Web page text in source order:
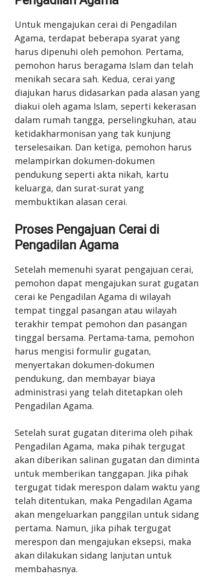
Untuk mengajukan cerai di Pengadilan
Agama, terdapat beberapa syarat yang
harus dipenuhi oleh pemohon. Pertama,
pemohon harus beragama Islam dan telah
menikah secara sah. Kedua, cerai yang
diajukan harus didasarkan pada alasan yang
diakui oleh agama Islam, seperti kekerasan
dalam rumah tangga, perselingkuhan, atau
ketidakharmonisan yang tak kunjung
terselesaikan. Dan ketiga, pemohon harus
melampirkan dokumen-dokumen
pendukung seperti akta nikah, kartu
keluarga, dan surat-surat yang
membuktikan alasan cerai.
Proses Pengajuan Cerai di
Pengadilan Agama
Setelah memenuhi syarat pengajuan cerai,
pemohon dapat mengajukan surat gugatan
cerai ke Pengadilan Agama di wilayah
tempat tinggal pasangan atau wilayah
terakhir tempat pemohon dan pasangan
tinggal bersama. Pertama-tama, pemohon
harus mengisi formulir gugatan,
menyertakan dokumen-dokumen
pendukung, dan membayar biaya
administrasi yang telah ditetapkan oleh
Pengadilan Agama.
Setelah surat gugatan diterima oleh pihak
Pengadilan Agama, maka pihak tergugat
akan diberikan salinan gugatan dan diminta
untuk memberikan tanggapan. Jika pihak
tergugat tidak merespon dalam waktu yang
telah ditentukan, maka Pengadilan Agama
akan mengeluarkan panggilan untuk sidang
pertama. Namun, jika pihak tergugat
merespon dan mengajukan eksepsi, maka
akan dilakukan sidang lanjutan untuk
membahasnya.